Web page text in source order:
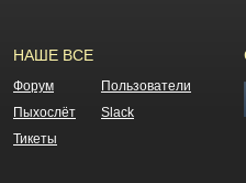
НАШЕ ВСЕ
Форум
Пользователи
Пыхослёт
Slack
Тикеты